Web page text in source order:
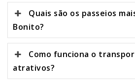
Quais são os passeios
Bonito?
Como funciona o
atrativos?